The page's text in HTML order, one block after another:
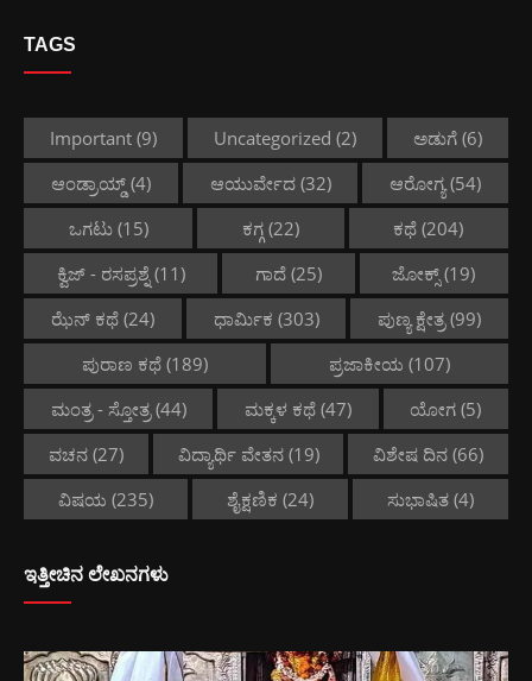
TAGS
Important (9) Uncategorized (2) ಅಡುಗೆ (6)
ಆಂಡ್ರಾಯ್ಡ್(4) ಆಯುರ್ವೇದ(32) ಆರೋಗ್ಯ(54)
ಒಗಟು(15) ಕಗ್ಗ(22) ಕಥೆ (204)
ಕ್ವಿಜ್ - ರಸಪ್ರಶ್ನೆ(11) ಗಾದೆ(25) ಜೋಕ್ಸ್(19)
ಝೆನ್ ಕಥೆ(24) ಧಾರ್ಮಿಕ (303) ಪುಣ್ಯ ಕ್ಷೇತ್ರ(99)
ಪುರಾಣ ಕಥೆ (189) ಪ್ರಜಾಕೀಯ (107)
ಮಂತ್ರ - ಸ್ತೋತ್ರ(44) ಮಕ್ಕಳ ಕಥೆ(47) ಯೋಗ (5)
ವಚನ(27) ವಿದ್ಯಾರ್ಥಿ ವೇತನ(19) ವಿಶೇಷ ದಿನ (66)
ವಿಷಯ (235) ಶೈಕ್ಷಣಿಕ (24) ಸುಭಾಷಿತ (4)
ಇತ್ತೀಚಿನ ಲೇಖನಗಳು